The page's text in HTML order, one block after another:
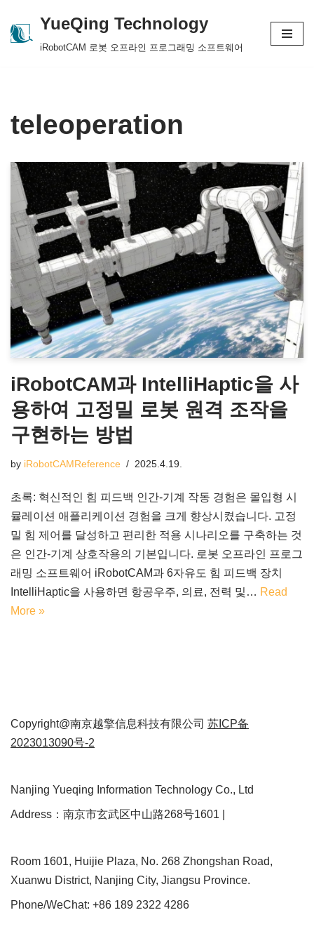
Skip
YueQing Technology
iRobotCAM 로봇 오프라인 프로그래밍 소프트웨어
teleoperation
iRobotCAM과 IntelliHaptic을 사
용하여 고정밀 로봇 원격 조작을
구현하는 방법
by iRobotCAMReference 2025.4.19.
초록: 혁신적인 힘 피드백 인간-기계 작동 경험은 몰입형 시
뮬레이션 애플리케이션 경험을 크게 향상시켰습니다. 고정
밀 힘 제어를 달성하고 편리한 적용 시나리오를 구축하는 것
은 인간-기계 상호작용의 기본입니다. 로봇 오프라인 프로그
래밍 소프트웨어 iRobotCAM과 6자유도 힘 피드백 장치
IntelliHaptic을 사용하면 항공우주, 의료, 전력 및… Read
More »
Copyright@南京越擎信息科技有限公司 苏ICP备
2023013090号-2
Nanjing Yueqing Information Technology Co., Ltd
Address：南京市玄武区中山路268号1601 |
Room 1601, Huijie Plaza, No. 268 Zhongshan Road,
Xuanwu District, Nanjing City, Jiangsu Province.
Phone/WeChat: +86 189 2322 4286